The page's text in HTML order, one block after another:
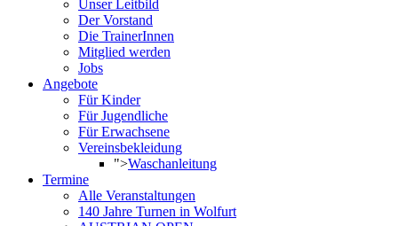
Unser Leitbild
Der Vorstand
Die TrainerInnen
Mitglied werden
Jobs
Angebote
Für Kinder
Für Jugendliche
Für Erwachsene
Vereinsbekleidung
">Waschanleitung
Termine
Alle Veranstaltungen
140 Jahre Turnen in Wolfurt